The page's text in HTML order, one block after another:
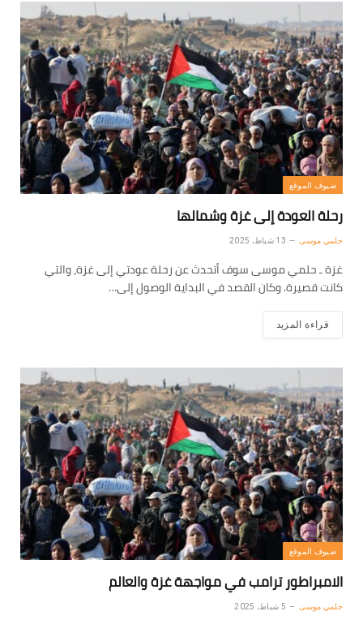
ضيوف الموقع
رحلة العودة إلى غزة وشمالها
حلمي موسى 13 شباط، 2025
غزة ـ حلمي موسى سوف أتحدث عن رحلة عودتي إلى غزة، والتي
كانت قصيرة. وكان القصد في البداية الوصول إلى…
قراءة المزيد
ضيوف الموقع
الامبراطور ترامب في مواجهة غزة والعالم
حلمي موسى 5 شباط، 2025